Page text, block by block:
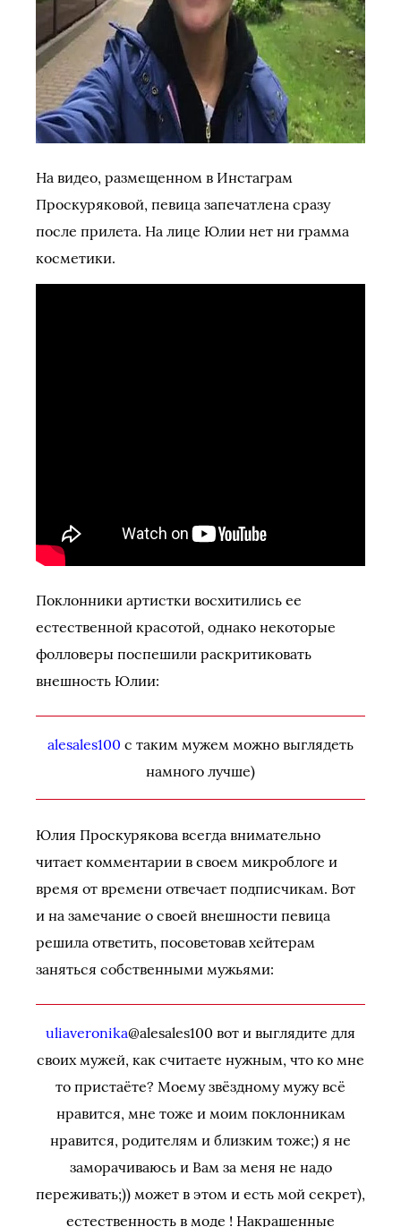
На видео, размещенном в Инстаграм
Проскуряковой, певица запечатлена сразу
после прилета. На лице Юлии нет ни грамма
косметики.
Поклонники артистки восхитились ее
естественной красотой, однако некоторые
фолловеры поспешили раскритиковать
внешность Юлии:
alesales100 с таким мужем можно выглядеть
намного лучше)
Юлия Проскурякова всегда внимательно
читает комментарии в своем микроблоге и
время от времени отвечает подписчикам. Вот
и на замечание о своей внешности певица
решила ответить, посоветовав хейтерам
заняться собственными мужьями:
uliaveronika@alesales100 вот и выглядите для
своих мужей, как считаете нужным, что ко мне
то пристаёте? Моему звёздному мужу всё
нравится, мне тоже и моим поклонникам
нравится, родителям и близким тоже;) я не
заморачиваюсь и Вам за меня не надо
переживать;)) может в этом и есть мой секрет),
естественность в моде ! Накрашенные